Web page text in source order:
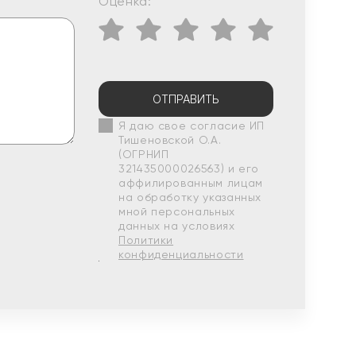
ОТПРАВИТЬ
Я даю свое согласие ИП
Тишеновской О.А.
(ОГРНИП
321435000026563) и его
аффилированным лицам
на обработку указанных
мной персональных
данных на условиях
Политики
конфиденциальности